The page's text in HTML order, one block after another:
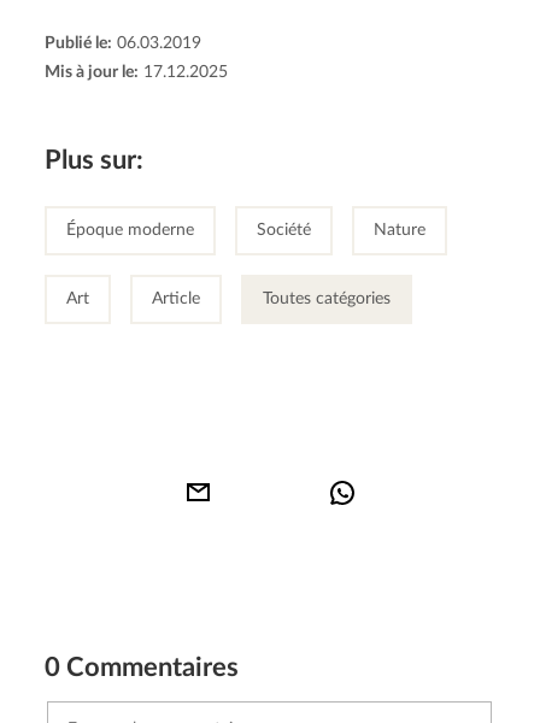
Publié le: 06.03.2019
Mis à jour le: 17.12.2025
Plus sur:
Époque moderne Société Nature
Art Article Toutes catégories
0 Commentaires